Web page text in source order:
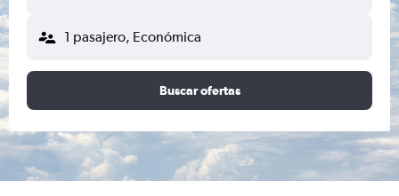
1 pasajero, Económica
Buscar ofertas